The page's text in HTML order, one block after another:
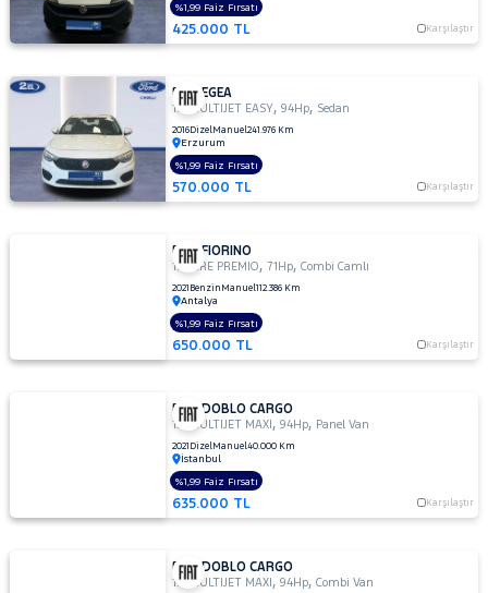
425.000 TL Karşılaştır
%1,99 Faiz Fırsatı
FIAT EGEA
1.3 MULTIJET EASY,94Hp, Sedan
2016DizelManuel241.976 Km
Erzurum
570.000 TL Karşılaştır
%1,99 Faiz Fırsatı
FIAT FIORINO
1.4 FIRE PREMIO,71Hp,Combi Camlı
2021 Benzin Manuel112.386 Km
Antalya
650.000 TL Karşılaştır
%1,99 Faiz Fırsatı
FIAT DOBLO CARGO
1.3 MULTIJET MAXI ,94Hp, Panel Van
2021 DizelManuel40.000 Km
İstanbul
635.000 TL Karşılaştır
%1,99 Faiz Fırsatı
FIAT DOBLO CARGO
1.3 MULTIJET MAXI ,94Hp,Combi Van